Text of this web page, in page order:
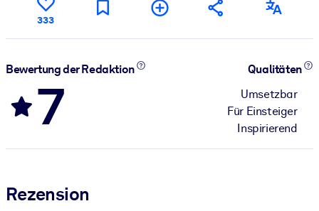
333
Bewertung der Redaktion
7
Qualitäten
Umsetzbar
Für Einsteiger
Inspirierend
Rezension